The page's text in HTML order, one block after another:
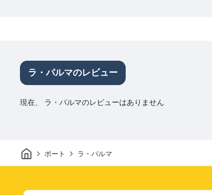
ラ・パルマのレビュー
現在、 ラ・パルマのレビューはありません
家 ポート ラ・パルマ